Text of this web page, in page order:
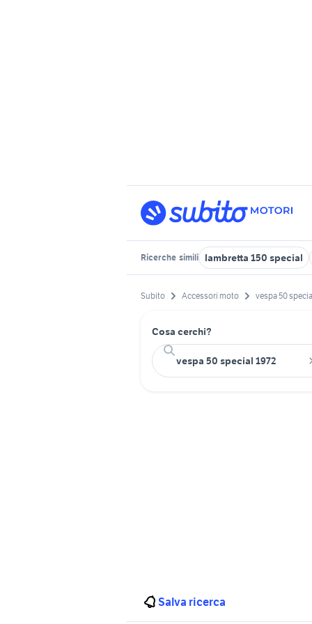
Ricerche simili lambretta 150 special
Subito Accessori moto vespa 50
Cosa cerchi?
Salva ricerca